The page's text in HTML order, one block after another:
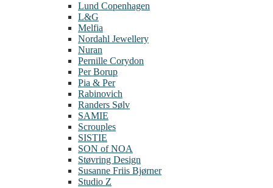
Lund Copenhagen
L&G
Melfia
Nordahl Jewellery
Nuran
Pernille Corydon
Per Borup
Pia & Per
Rabinovich
Randers Sølv
SAMIE
Scrouples
SISTIE
SON of NOA
Støvring Design
Susanne Friis Bjørner
Studio Z